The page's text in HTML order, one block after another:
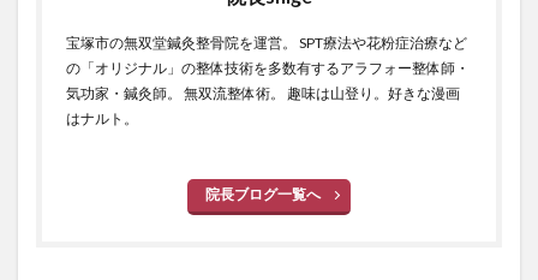
宝塚市の無双堂鍼灸整骨院を運営。 SPT療法や花粉症治療など
の「オリジナル」の整体技術を多数有するアラフォー整体師・
気功家・鍼灸師。 無双流整体術。 趣味は山登り。好きな漫画
はナルト。
院長ブログ一覧へ